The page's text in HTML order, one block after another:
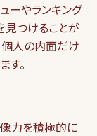
ーやランキング
見つけることが
個人の内面だけ
す。
力を積極的に